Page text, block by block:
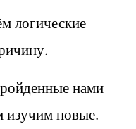
логические
нами
изучим новые.